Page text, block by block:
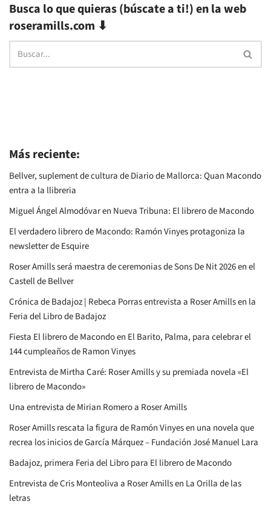
Busca lo que quieras (búscate a ti!) en la web
roseramills.com ⬇
Más reciente:
Bellver, suplement de cultura de Diario de Mallorca: Quan Macondo
entra a la llibreria
Miguel Ángel Almodóvar en Nueva Tribuna: El librero de Macondo
El verdadero librero de Macondo: Ramón Vinyes protagoniza la
newsletter de Esquire
Roser Amills será maestra de ceremonias de Sons De Nit 2026 en el
Castell de Bellver
Crónica de Badajoz | Rebeca Porras entrevista a Roser Amills en la
Feria del Libro de Badajoz
Fiesta El librero de Macondo en El Barito, Palma, para celebrar el
144 cumpleaños de Ramon Vinyes
Entrevista de Mirtha Caré: Roser Amills y su premiada novela «El
librero de Macondo»
Una entrevista de Mirian Romero a Roser Amills
Roser Amills rescata la figura de Ramón Vinyes en una novela que
recrea los inicios de García Márquez – Fundación José Manuel Lara
Badajoz, primera Feria del Libro para El librero de Macondo
Entrevista de Cris Monteoliva a Roser Amills en La Orilla de las
letras